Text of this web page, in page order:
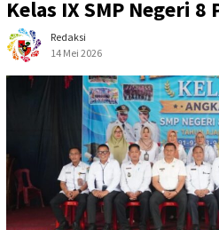
Kelas IX SMP Negeri
Redaksi
14 Mei 2026